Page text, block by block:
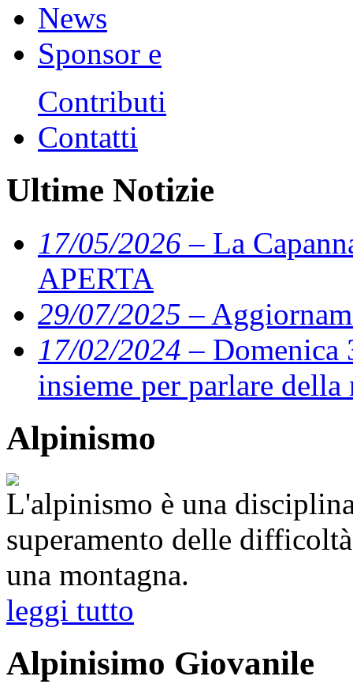
News
Sponsor e
Contributi
Contatti
Ultime Notizie
17/05/2026 – La
APERTA
29/07/2025 –
17/02/2024 – Domenica
insieme per parlare
Alpinismo
L'alpinismo è una
superamento delle
una montagna.
leggi tutto
Alpinisimo Giovanile